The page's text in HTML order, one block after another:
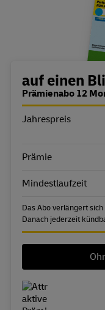
auf einen
Prämienabo 12
Eigenschaft
Jahrespreis
Prämie
Mindestlaufzeit
Das Abo verlängert
Danach jederzeit